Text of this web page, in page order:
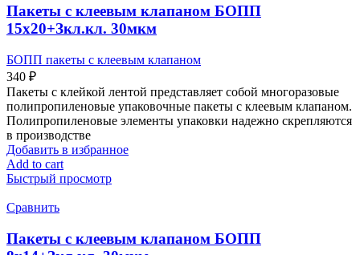
Пакеты с клеевым клапаном БОПП
15х20+Зкл.кл. 30мкм
БОПП пакеты с клеевым клапаном
340 ₽
Пакеты с клейкой лентой представляет собой многоразовые
полипропиленовые упаковочные пакеты с клеевым клапаном.
Полипропиленовые элементы упаковки надежно скрепляются
в производстве
Добавить в избранное
Add to cart
Быстрый просмотр
Сравнить
Пакеты с клеевым клапаном БОПП